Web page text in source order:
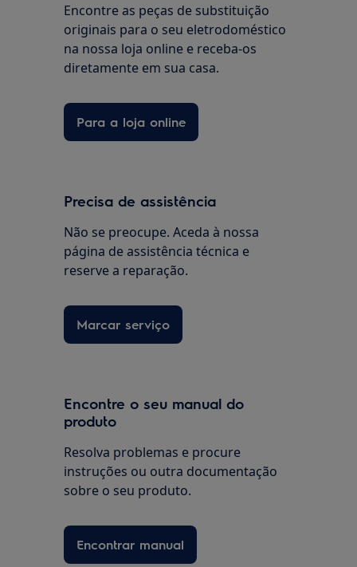
Encontre as peças de substituição
originais para o seu eletrodoméstico
na nossa loja online e receba-os
diretamente em sua casa.
Para a loja online
Precisa de assistência
Não se preocupe. Aceda à nossa
página de assistência técnica e
reserve a reparação.
Marcar serviço
Encontre o seu manual do
produto
Resolva problemas e procure
instruções ou outra documentação
sobre o seu produto.
Encontrar manual